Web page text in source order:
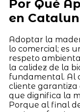
Por Qué
en
Adoptar la
lo comercial; es
respeto
la calidez de la
fundamental. Al
cliente
que dignifica la
Porque al final